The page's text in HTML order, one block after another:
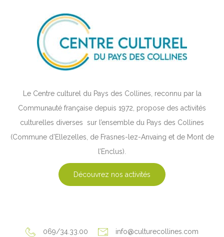
Le Centre culturel du Pays des Collines, reconnu par la
Communauté française depuis 1972, propose des activités
culturelles diverses sur l’ensemble du Pays des Collines
(Commune d’Ellezelles, de Frasnes-lez-Anvaing et de Mont de
l’Enclus).
Découvrez nos activités
069/34.33.00 info@culturecollines.com